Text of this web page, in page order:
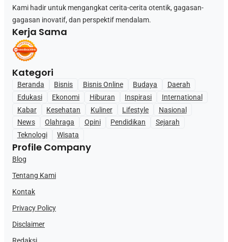
Kami hadir untuk mengangkat cerita-cerita otentik, gagasan-
gagasan inovatif, dan perspektif mendalam.
Kerja Sama
Kategori
Beranda Bisnis Bisnis Online Budaya
Daerah
Edukasi
Ekonomi Hiburan Inspirasi
International
Kabar
Kesehatan Kuliner Lifestyle
Nasional
News
Olahraga Opini Pendidikan
Sejarah
Teknologi
Wisata
Profile Company
Blog
Tentang Kami
Kontak
Privacy Policy
Disclaimer
Redaksi